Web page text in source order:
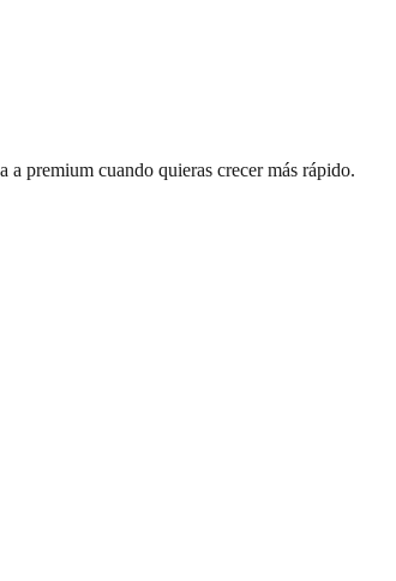
a premium cuando quieras crecer más rápido.